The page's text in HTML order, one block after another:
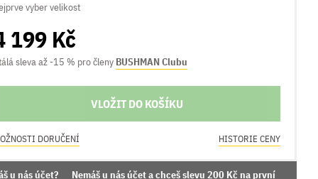
vyber velikost
199 Kč
sleva až -15 % pro členy BUSHMAN Clubu
VLOŽIT DO KOŠÍKU
DORUČENÍ HISTORIE CENY
u nás účet?
Nemáš u nás účet a chceš slevu 200 Kč na první